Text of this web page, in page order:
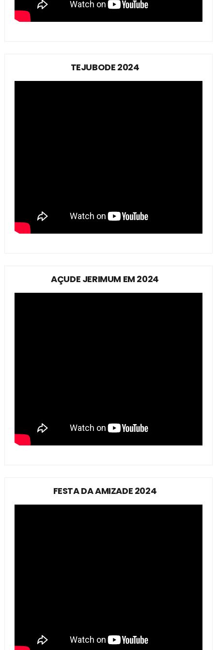
TEJUBODE 2024
AÇUDE JERIMUM EM 2024
FESTA DA AMIZADE 2024